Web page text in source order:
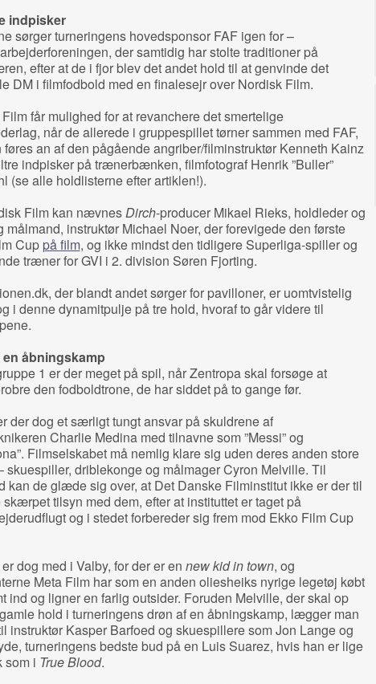
indpisker
sørger turneringens hovedsponsor FAF igen for –
der samtidig har stolte traditioner på
efter at de i fjor blev det andet hold til at genvinde det
DM i filmfodbold med en finalesejr over Nordisk Film.
får mulighed for at revanchere det smertelige
når de allerede i gruppespillet tørner sammen med FAF,
føres an af den pågående angriber/filminstruktør Kenneth Kainz
indpisker på trænerbænken, filmfotograf Henrik ”Buller”
(se alle holdlisterne efter artiklen!).
Film kan nævnesDirch-producer Mikael Rieks, holdleder og
målmand, instruktør Michael Noer, der forevigede den første
Cup på film, og ikke mindst den tidligere Superliga-spiller og
træner for GVI i 2. division Søren Fjorting.
der blandt andet sørger for pavilloner, er uomtvistelig
i denne dynamitpulje på tre hold, hvoraf to går videre til
en åbningskamp
1 er der meget på spil, når Zentropa skal forsøge at
den fodboldtrone, de har siddet på to gange før.
der dog et særligt tungt ansvar på skuldrene af
Charlie Medina med tilnavne som ”Messi” og
Filmselskabet må nemlig klare sig uden deres anden store
skuespiller, driblekonge og målmager Cyron Melville. Til
kan de glæde sig over, at Det Danske Filminstitut ikke er der til
tilsyn med dem, efter at instituttet er taget på
og i stedet forbereder sig frem mod Ekko Film Cup
dog med i Valby, for der er en new kid in town, og
Meta Film har som en anden oliesheiks nyrige legetøj købt
ind og ligner en farlig outsider. Foruden Melville, der skal op
hold i turneringens drøn af en åbningskamp, lægger man
instruktør Kasper Barfoed og skuespillere som Jon Lange og
turneringens bedste bud på en Luis Suarez, hvis han er lige
som i True Blood.